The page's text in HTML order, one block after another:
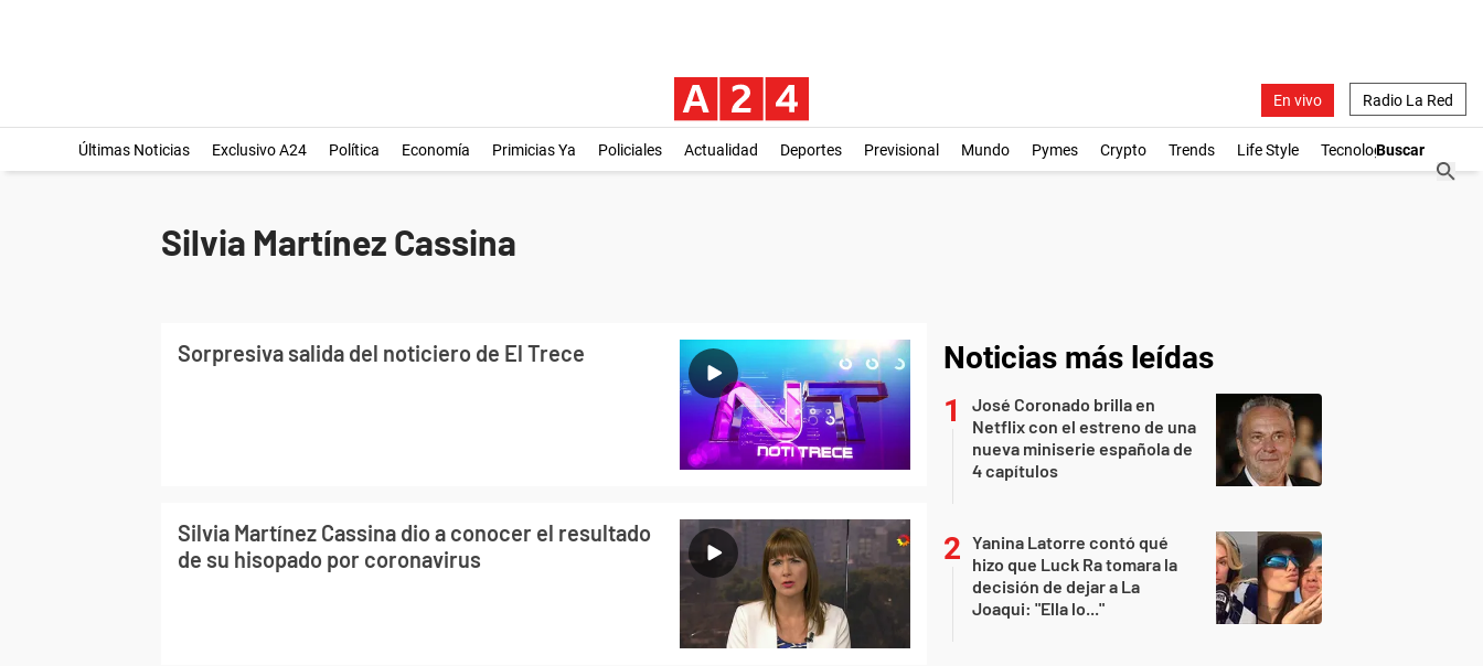
En vivo Radio La Red
Últimas Noticias Exclusivo A24 Política Economía Primicias Ya Policiales Actualidad Deportes Previsional Mundo Pymes Crypto Trends Life Style Tecnología
Silvia Martínez Cassina
Sorpresiva salida del noticiero de El Trece
Silvia Martínez Cassina dio a conocer el resultado
de su hisopado por coronavirus
Noticias más leídas
José Coronado brilla en
Netflix con el estreno de una
nueva miniserie española de
4 capítulos
Yanina Latorre contó qué
hizo que Luck Ra tomara la
decisión de dejar a La
Joaqui: "Ella lo..."